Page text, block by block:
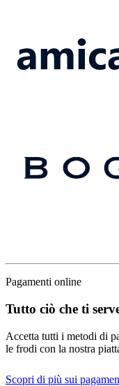
Pagamenti online
Tutto ciò che ti
Accetta tutti i metodi di
le frodi con la nostra
Scopri di più sui